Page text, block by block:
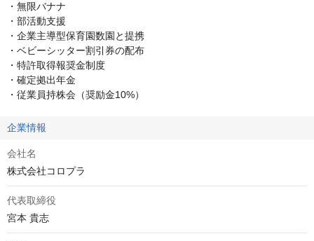
・無限バナナ
・部活動支援
・企業主導型保育園数園と提携
・ベビーシッター割引券の配布
・特許取得報奨金制度
・確定拠出年金
・従業員持株会（奨励金10%）
企業情報
会社名
株式会社コロプラ
代表取締役
宮本 貴志